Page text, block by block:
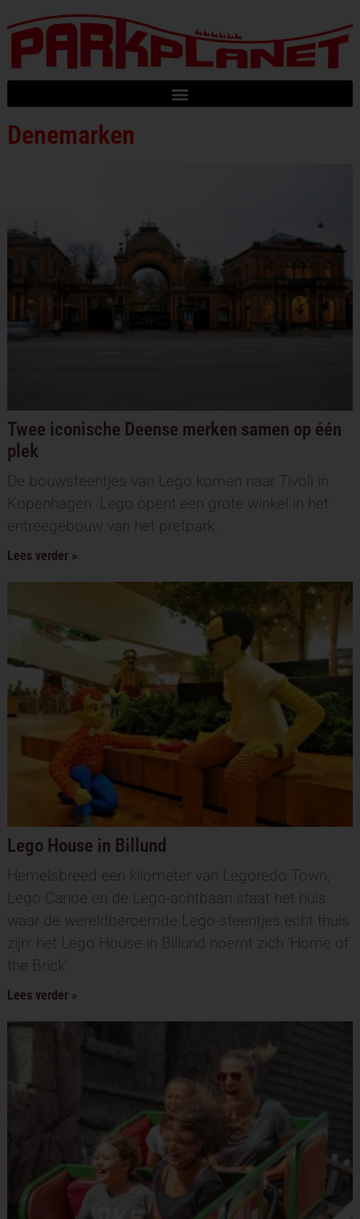
Denemarken
Twee iconische Deense merken samen op één
plek
De bouwsteentjes van Lego komen naar Tivoli in
Kopenhagen. Lego opent een grote winkel in het
entreegebouw van het pretpark.
Lees verder »
Lego House in Billund
Hemelsbreed een kilometer van Legoredo Town,
Lego Canoe en de Lego-achtbaan staat het huis
waar de wereldberoemde Lego-steentjes echt thuis
zijn: het Lego House in Billund noemt zich ‘Home of
the Brick’.
Lees verder »